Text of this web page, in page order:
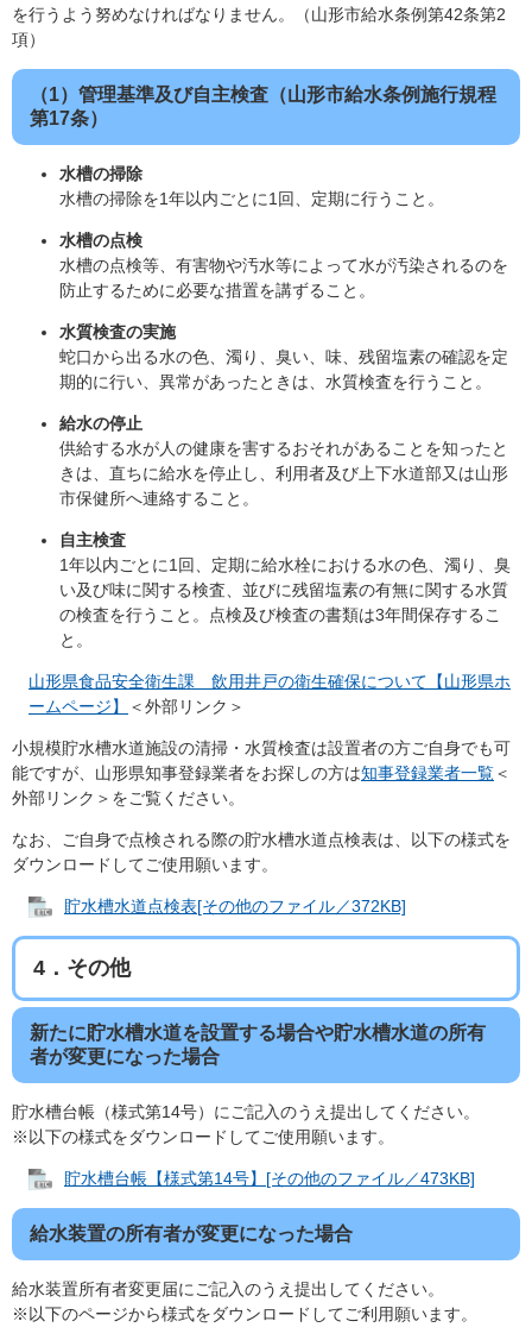
を行うよう努めなければなりません。（山形市給水条例第42条第2
項）
（1）管理基準及び自主検査（山形市給水条例施行規程
第17条）
水槽の掃除
水槽の掃除を1年以内ごとに1回、定期に行うこと。
水槽の点検
水槽の点検等、有害物や汚水等によって水が汚染されるのを
防止するために必要な措置を講ずること。
水質検査の実施
蛇口から出る水の色、濁り、臭い、味、残留塩素の確認を定
期的に行い、異常があったときは、水質検査を行うこと。
給水の停止
供給する水が人の健康を害するおそれがあることを知ったと
きは、直ちに給水を停止し、利用者及び上下水道部又は山形
市保健所へ連絡すること。
自主検査
1年以内ごとに1回、定期に給水栓における水の色、濁り、臭
い及び味に関する検査、並びに残留塩素の有無に関する水質
の検査を行うこと。点検及び検査の書類は3年間保存するこ
と。
山形県食品安全衛生課 飲用井戸の衛生確保について【山形県ホ
ームページ】
＜外部リンク＞
小規模貯水槽水道施設の清掃・水質検査は設置者の方ご自身でも可
能ですが、山形県知事登録業者をお探しの方は知事登録業者一覧＜
外部リンク＞ をご覧ください。
なお、ご自身で点検される際の貯水槽水道点検表は、以下の様式を
ダウンロードしてご使用願います。
貯水槽水道点検表[その他のファイル／372KB]
4．その他
新たに貯水槽水道を設置する場合や貯水槽水道の所有
者が変更になった場合
貯水槽台帳（様式第14号）にご記入のうえ提出してください。
※以下の様式をダウンロードしてご使用願います。​
貯水槽台帳【様式第14号】[その他のファイル／473KB]
給水装置の所有者が変更になった場合
給水装置所有者変更届にご記入のうえ提出してください。
※以下のページから様式をダウンロードしてご利用願います。